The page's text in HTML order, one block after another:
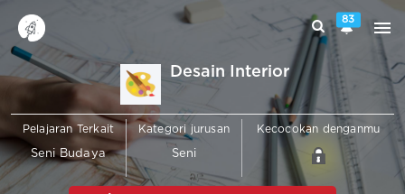
83
Desain Interior
Pelajaran Terkait
Seni Budaya
Kategori jurusan
Seni
Kecocokan denganmu